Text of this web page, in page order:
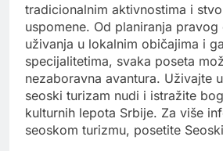
tradicionalnim aktivnostima i
uspomene. Od planiranja
uživanja u lokalnim običajima i
specijalitetima, svaka poseta
nezaboravna avantura. Uživajte
seoski turizam nudi i istražite
kulturnih lepota Srbije. Za više
seoskom turizmu, posetite